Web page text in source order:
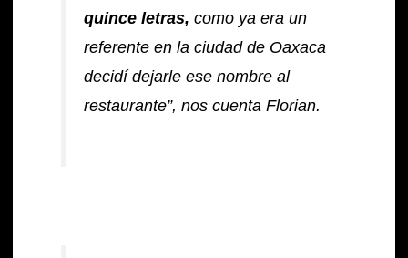
quince letras, como ya era un
referente en la ciudad de Oaxaca
decidí dejarle ese nombre al
restaurante”, nos cuenta Florian.